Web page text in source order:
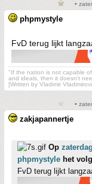
•
phpmystyle
FvD terug lijkt
"If the nation is not capable
and ideals, then it doesn't
[Written by Vladimir
•
zakjapannertje
Op
phpmystyle het
FvD terug lijkt